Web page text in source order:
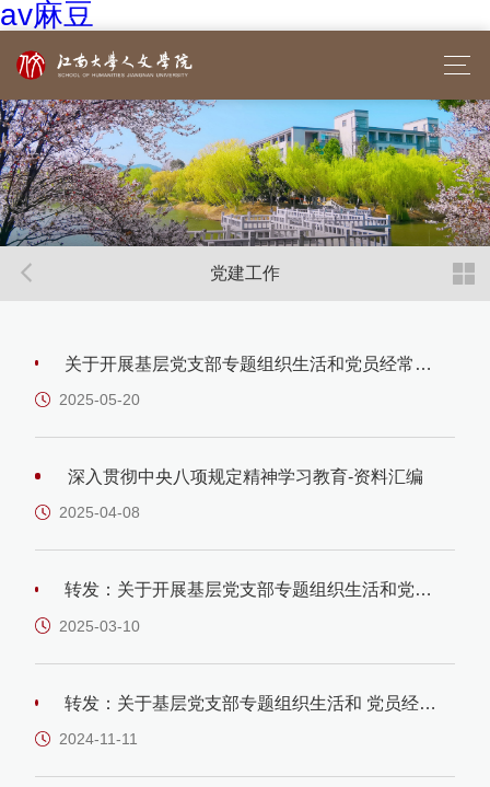
av麻豆
党建工作
关于开展基层党支部专题组织生活和党员经常性
料汇编
2025-05-20
深入贯彻中央八项规定精神学习教育-资料汇编
2025-04-08
转发：关于开展基层党支部专题组织生活和党员
月）
2025-03-10
转发：关于基层党支部专题组织生活和 党员经常
2024-11-11